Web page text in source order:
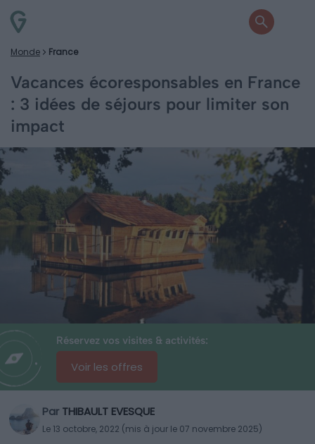
Monde France
Vacances écoresponsables en France
: 3 idées de séjours pour limiter son
impact
Réservez vos visites & activités:
Voir les offres
Par THIBAULT EVESQUE
Le 13 octobre, 2022 (mis à jour le 07 novembre 2025)